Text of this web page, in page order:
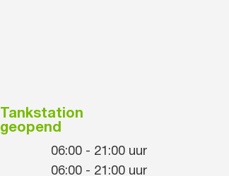
Tankstation
geopend
06:00 - 21:00 uur
06:00 - 21:00 uur